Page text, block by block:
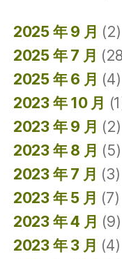
2025 年 9 月 (2)
2025 年 7 月
2025 年 6 月 (4)
2023 年 10 月
2023 年 9 月 (2)
2023 年 8 月 (5)
2023 年 7 月 (3)
2023 年 5 月 (7)
2023 年 4 月 (9)
2023 年 3 月 (4)